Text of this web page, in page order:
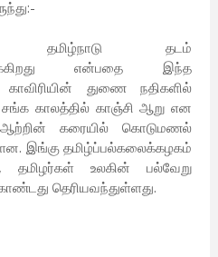
தமிழ்நாடு தடம்
என்பதை இந்த
துணை நதிகளில்
காலத்தில் காஞ்சி ஆறு என
கரையில் கொடுமணல்
இங்கு தமிழ்ப்பல்கலைக்கழகம்
உலகின் பல்வேறு
தெரியவந்துள்ளது.